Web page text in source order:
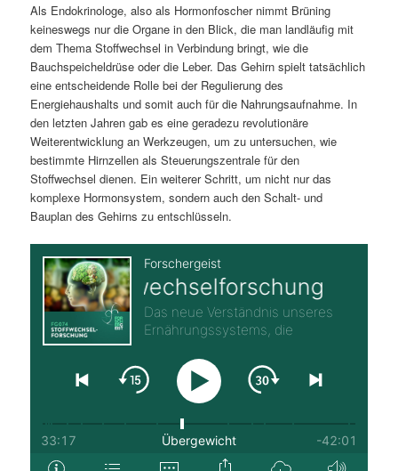
e
n
Als Endokrinologe, also als Hormonfoscher nimmt Brüning
keineswegs nur die Organe in den Blick, die man landläufig mit
dem Thema Stoffwechsel in Verbindung bringt, wie die
Bauchspeicheldrüse oder die Leber. Das Gehirn spielt tatsächlich
eine entscheidende Rolle bei der Regulierung des
Energiehaushalts und somit auch für die Nahrungsaufnahme. In
den letzten Jahren gab es eine geradezu revolutionäre
Weiterentwicklung an Werkzeugen, um zu untersuchen, wie
bestimmte Hirnzellen als Steuerungszentrale für den
Stoffwechsel dienen. Ein weiterer Schritt, um nicht nur das
komplexe Hormonsystem, sondern auch den Schalt- und
Bauplan des Gehirns zu entschlüsseln.